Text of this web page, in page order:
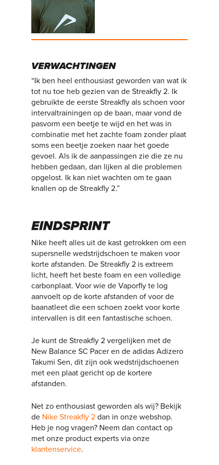
VERWACHTINGEN
“Ik ben heel enthousiast geworden van wat ik
tot nu toe heb gezien van de Streakfly 2. Ik
gebruikte de eerste Streakfly als schoen voor
intervaltrainingen op de baan, maar vond de
pasvorm een beetje te wijd en het was in
combinatie met het zachte foam zonder plaat
soms een beetje zoeken naar het goede
gevoel. Als ik de aanpassingen zie die ze nu
hebben gedaan, dan lijken al die problemen
opgelost. Ik kan niet wachten om te gaan
knallen op de Streakfly 2.”
EINDSPRINT
Nike heeft alles uit de kast getrokken om een
supersnelle wedstrijdschoen te maken voor
korte afstanden. De Streakfly 2 is extreem
licht, heeft het beste foam en een volledige
carbonplaat. Voor wie de Vaporfly te log
aanvoelt op de korte afstanden of voor de
baanatleet die een schoen zoekt voor korte
intervallen is dit een fantastische schoen.
Je kunt de Streakfly 2 vergelijken met de
New Balance SC Pacer en de adidas Adizero
Takumi Sen, dit zijn ook wedstrijdschoenen
met een plaat gericht op de kortere
afstanden.
Net zo enthousiast geworden als wij? Bekijk
de Nike Streakfly 2 dan in onze webshop.
Heb je nog vragen? Neem dan contact op
met onze product experts via onze
klantenservice.